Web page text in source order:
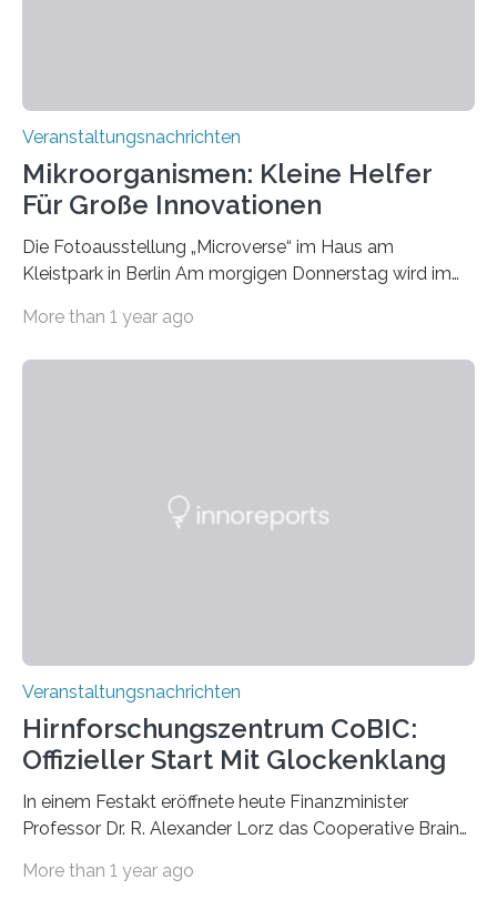
Veranstaltungsnachrichten
Mikroorganismen: Kleine Helfer
Für Große Innovationen
Die Fotoausstellung „Microverse“ im Haus am
Kleistpark in Berlin Am morgigen Donnerstag wird im
„Microverse“ mit Arbeiten der Fotografin Kathrin
Labor für Mikrobiologie Für das Projekt „Microverse“ hat
More than 1 year ago
Veranstaltungsnachrichten
Hirnforschungszentrum CoBIC:
Offizieller Start Mit Glockenklang
In einem Festakt eröffnete heute Finanzminister
Professor Dr. R. Alexander Lorz das Cooperative Brain
der Goethe-Universität Frankfurt. Das CoBIC ist eine
More than 1 year ago